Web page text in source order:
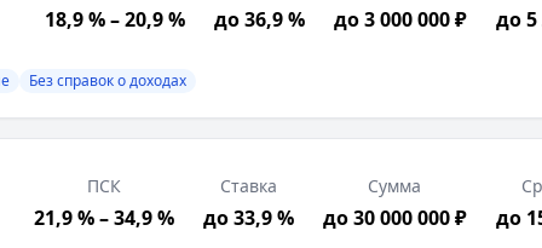
₽, срок до60месяцев
ПАО "Совкомбанк". Изучите все условия
18,9 % – 20,9 % до 36,9 % до 3 000 000 ₽ до 5
Без справок о доходах
ПСК
21,9 % – 34,9 %
Ставка
до 33,9 %
Сумма
до 30 000 000 ₽ до